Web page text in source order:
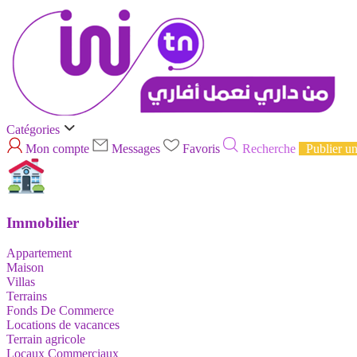
Catégories
Mon compte
Messages Favoris Recherche Publier
Immobilier
Appartement
Maison
Villas
Terrains
Fonds De Commerce
Locations de vacances
Terrain agricole
Locaux Commerciaux